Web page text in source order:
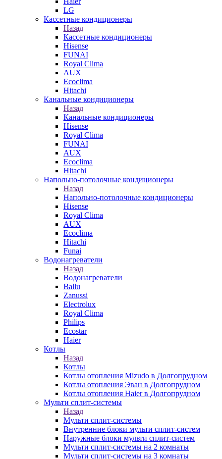
LG
Кассетные кондиционеры
Назад
Кассетные кондиционеры
Hisense
FUNAI
Royal Clima
AUX
Ecoclima
Hitachi
Канальные кондиционеры
Назад
Канальные кондиционеры
Hisense
Royal Clima
FUNAI
AUX
Ecoclima
Hitachi
Напольно-потолочные кондиционеры
Назад
Напольно-потолочные кондиционеры
Hisense
Royal Clima
AUX
Ecoclima
Hitachi
Funai
Водонагреватели
Назад
Водонагреватели
Ballu
Zanussi
Electrolux
Royal Clima
Philips
Ecostar
Haier
Котлы
Назад
Котлы
Котлы отопления Mizudo в Долгопрудном
Котлы отопления Эван в Долгопрудном
Котлы отопления Haier в Долгопрудном
Мульти сплит-системы
Назад
Мульти сплит-системы
Внутренние блоки мульти сплит-систем
Наружные блоки мульти сплит-систем
Мульти сплит-системы на 2 комнаты
Мульти сплит-системы на 3 комнаты